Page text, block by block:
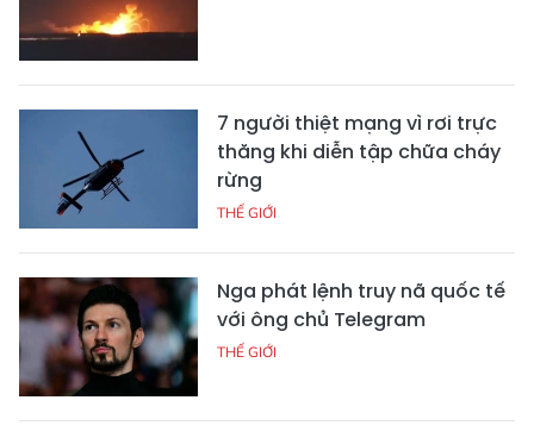
7 người thiệt mạng vì rơi trực
thăng khi diễn tập chữa cháy
rừng
THẾ GIỚI
Nga phát lệnh truy nã quốc tế
với ông chủ Telegram
THẾ GIỚI